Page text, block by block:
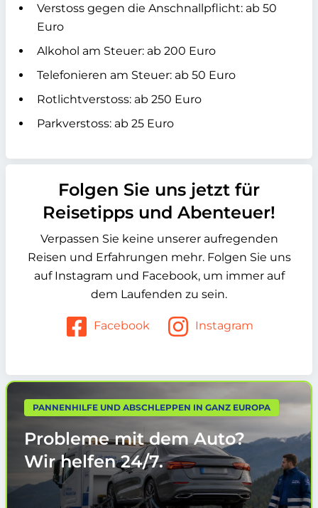
Verstoss gegen die Anschnallpflicht: ab 50
Euro
Alkohol am Steuer: ab 200 Euro
Telefonieren am Steuer: ab 50 Euro
Rotlichtverstoss: ab 250 Euro
Parkverstoss: ab 25 Euro
Folgen Sie uns jetzt für
Reisetipps und Abenteuer!
Verpassen Sie keine unserer aufregenden
Reisen und Erfahrungen mehr. Folgen Sie uns
auf Instagram und Facebook, um immer auf
dem Laufenden zu sein.
Facebook Instagram
PANNENHILFE UND ABSCHLEPPEN IN GANZ EUROPA
Probleme mit dem Auto?
Wir helfen24/7.